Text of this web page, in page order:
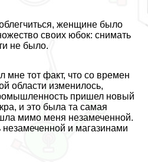
женщине было
своих юбок: снимать
не было.
мне тот факт, что со времен
области изменилось,
пришел новый
и это была та самая
мимо меня незамеченной.
незамеченной и магазинами